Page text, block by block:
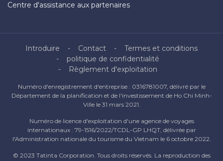
Centre d'assistance aux partenaires
Introduire Contact
Termes et conditions
politique de confidentialité
Règlement d'exploitation
Numéro d'enregistrement d'entreprise : 0316781007, délivré par le
Département de la planification et de l'investissement de Ho Chi Minh-
Ville le 31 mars 2021.
Numéro de licence d'exploitation d'une agence de voyages
internationaux : 79-1516/2022/TCDL-GP LHQT, délivrée par
l'Administration nationale du tourisme du Vietnam le 6 octobre 2022.
© 2023 Tatinta Corporation. Tous droits réservés. La reproduction des